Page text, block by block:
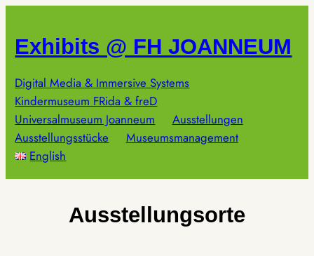
springen
Exhibits @ FH JOANNEUM
Digital Media & Immersive Systems
Kindermuseum FRida & freD
Universalmuseum Joanneum
Ausstellungen
Ausstellungsstücke
Museumsmanagement
English
Ausstellungsorte